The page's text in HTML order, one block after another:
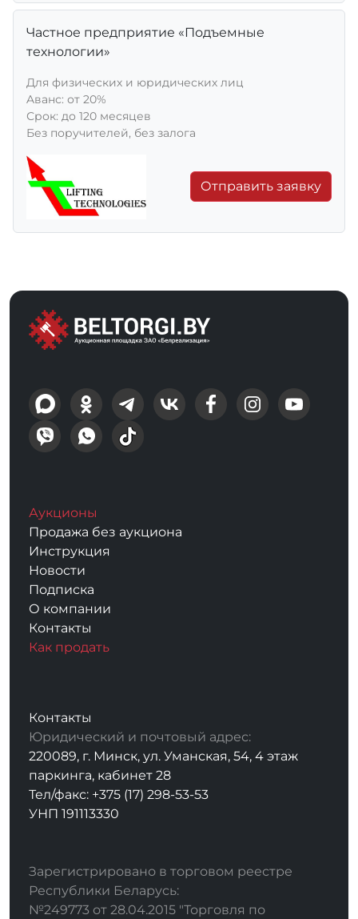
Частное предприятие «Подъемные
технологии»
Для физических и юридических лиц
Aванс: от 20%
Срок: до 120 месяцев
Без поручителей, без залога
Отправить заявку
Аукционы
Продажа без аукциона
Инструкция
Новости
Подписка
О компании
Контакты
Как продать
Контакты
Юридический и почтовый адрес:
220089, г. Минск, ул. Уманская, 54, 4 этаж
паркинга, кабинет 28
Тел/факс: +375 (17) 298-53-53
УНП 191113330
Зарегистрировано в торговом реестре
Республики Беларусь:
№249773 от 28.04.2015 "Торговля по